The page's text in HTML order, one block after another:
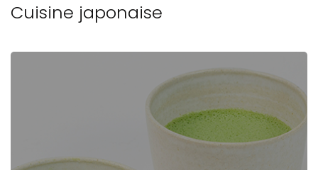
Cuisine japonaise